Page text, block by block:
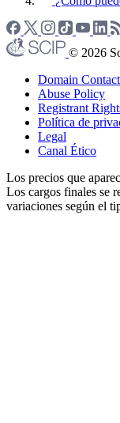
© 2026
Domain Contact
Abuse Policy
Registrant
Política de
Legal
Canal Ético
Los precios que
Los cargos finales se
variaciones según el